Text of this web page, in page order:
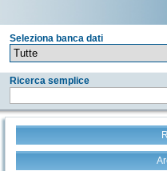
Seleziona banca dati
Ricerca semplice